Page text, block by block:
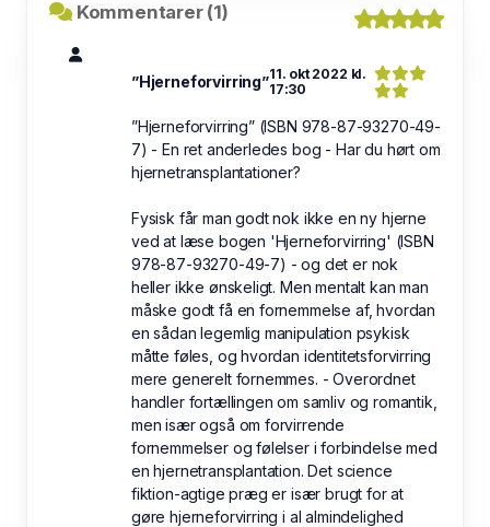
Kommentarer (1)
”Hjerneforvirring”11. okt 2022 kl.
17:30
”Hjerneforvirring” (ISBN 978-87-93270-49-
7) - En ret anderledes bog - Har du hørt om
hjernetransplantationer?
Fysisk får man godt nok ikke en ny hjerne
ved at læse bogen 'Hjerneforvirring' (ISBN
978-87-93270-49-7) - og det er nok
heller ikke ønskeligt. Men mentalt kan man
måske godt få en fornemmelse af, hvordan
en sådan legemlig manipulation psykisk
måtte føles, og hvordan identitetsforvirring
mere generelt fornemmes. - Overordnet
handler fortællingen om samliv og romantik,
men især også om forvirrende
fornemmelser og følelser i forbindelse med
en hjernetransplantation. Det science
fiktion-agtige præg er især brugt for at
gøre hjerneforvirring i al almindelighed